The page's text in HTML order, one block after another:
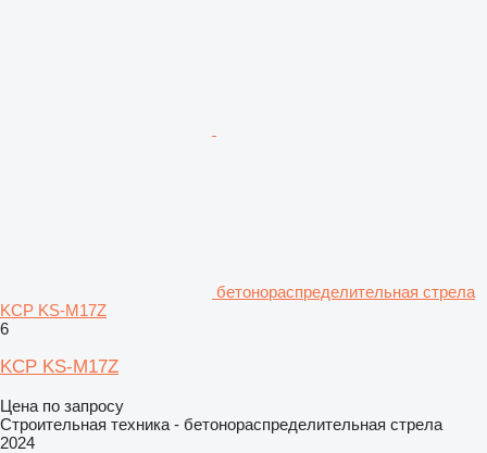
бетонораспределительная стрела
KCP KS-M17Z
6
KCP KS-M17Z
Цена по запросу
Строительная техника - бетонораспределительная стрела
2024